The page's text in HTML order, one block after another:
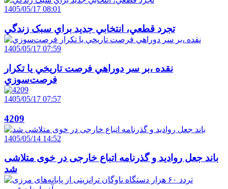
1405/05/17 08:01
تجرد قطعي، انتخابي جديد براي سبک زندگي
1405/05/17 07:59
نقده ،بر سر دوراهي فرصت تاريخي يا تکرار
فرصت‌سوزي
1405/05/17 07:57
4209
1405/05/14 14:52
باند جعل روادید و گذرنامه اتباع خارجی در خوی متلاشی
شد